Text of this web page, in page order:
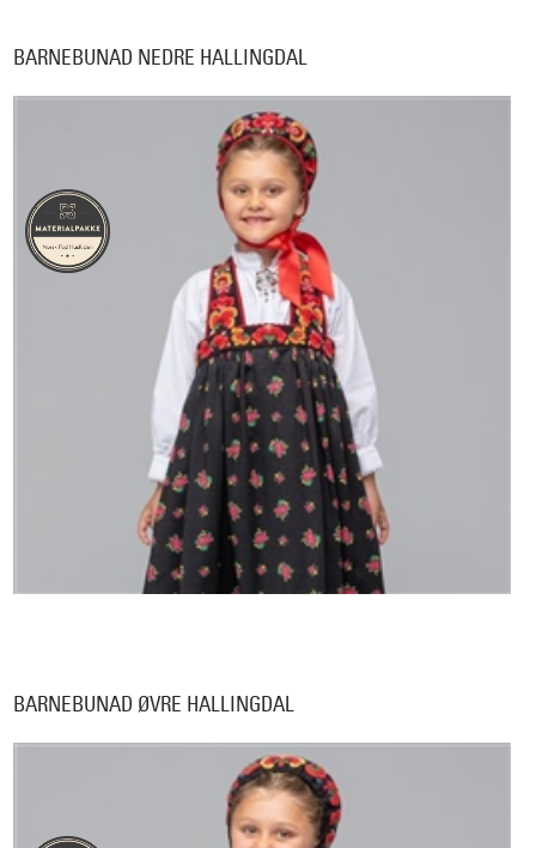
BARNEBUNAD NEDRE HALLINGDAL
BARNEBUNAD ØVRE HALLINGDAL